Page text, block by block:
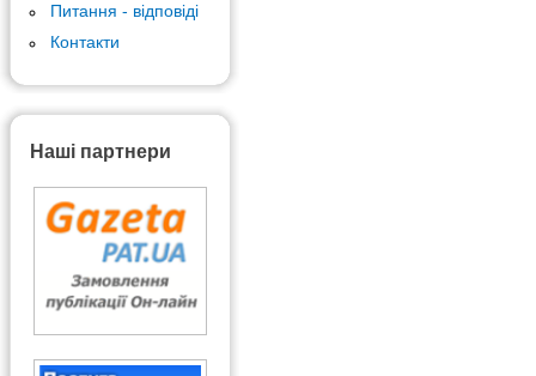
Питання - відповіді
Контакти
Наші партнери